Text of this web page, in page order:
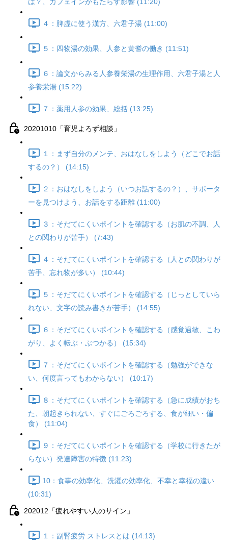
４：脾虚に使う漢方、六君子湯 (11:00)
５：四物湯の効果、人参と黄耆の働き (11:51)
６：論文からみる人参養栄湯の生理作用、六君子湯と人
参養栄湯 (15:22)
７：薬用人参の効果、総括 (13:25)
20201010「育児よろず相談」
１：まず自分のメンテ、おはなしをしよう（どこでお話
するの？） (14:15)
２：おはなしをしよう（いつお話するの？）、サポータ
ーを見つけよう、お話をする距離 (11:00)
３：そだてにくいポイントを確認する（お肌の不調、人
との関わりが苦手） (7:43)
４：そだてにくいポイントを確認する（人との関わりが
苦手、忘れ物が多い） (10:44)
５：そだてにくいポイントを確認する（じっとしていら
れない、文字の読み書きが苦手） (14:55)
６：そだてにくいポイントを確認する（感覚過敏、こわ
がり、よく転ぶ・ぶつかる） (15:34)
７：そだてにくいポイントを確認する（勉強ができな
い、何度言ってもわからない） (10:17)
８：そだてにくいポイントを確認する（急に成績がおち
た、朝起きられない、すぐにごろごろする、食が細い・偏
食） (11:04)
９：そだてにくいポイントを確認する（学校に行きたが
らない）発達障害の特徴 (11:23)
10：食事の効率化、洗濯の効率化、不幸と幸福の違い
(10:31)
202012「疲れやすい人のサイン」
１：副腎疲労 ストレスとは (14:13)